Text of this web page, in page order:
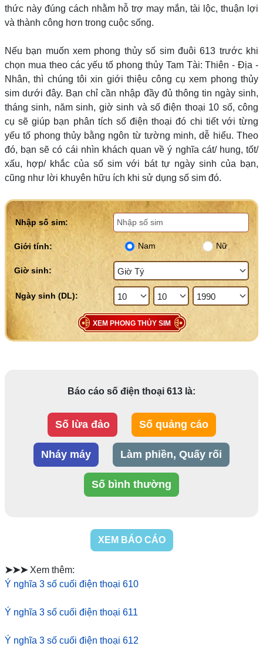
thức này đúng cách nhằm hỗ trợ may mắn, tài lộc, thuận lợi
và thành công hơn trong cuộc sống.
Nếu bạn muốn xem phong thủy số sim đuôi 613 trước khi
chọn mua theo các yếu tố phong thủy Tam Tài: Thiên - Địa -
Nhân, thì chúng tôi xin giới thiệu công cụ xem phong thủy
sim dưới đây. Bạn chỉ cần nhập đầy đủ thông tin ngày sinh,
tháng sinh, năm sinh, giờ sinh và số điện thoại 10 số, công
cụ sẽ giúp bạn phân tích số điện thoại đó chi tiết với từng
yếu tố phong thủy bằng ngôn từ tường minh, dễ hiểu. Theo
đó, bạn sẽ có cái nhìn khách quan về ý nghĩa cát/ hung, tốt/
xấu, hợp/ khắc của số sim với bát tự ngày sinh của bạn,
cũng như lời khuyên hữu ích khi sử dụng số sim đó.
Nhập số sim:
Giới tính: Nam Nữ
Giờ sinh:
XEM PHONG THỦY SIM
Báo cáo số điện thoại 613 là:
Số lừa đảo Số quảng cáo
Nháy máy Làm phiền, Quấy rối
Số bình thường
XEM BÁO CÁO
➤➤➤ Xem thêm:
Ý nghĩa 3 số cuối điện thoại 610
Ý nghĩa 3 số cuối điện thoại 611
Ý nghĩa 3 số cuối điện thoại 612